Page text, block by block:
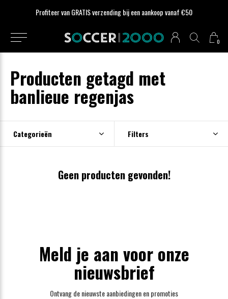
0
Profiteer van GRATIS verzending bij een aankoop vanaf €50
Producten getagd met
banlieue regenjas
Categorieën Filters
Geen producten gevonden!
Meld je aan voor onze
nieuwsbrief
Ontvang de nieuwste aanbiedingen en promoties